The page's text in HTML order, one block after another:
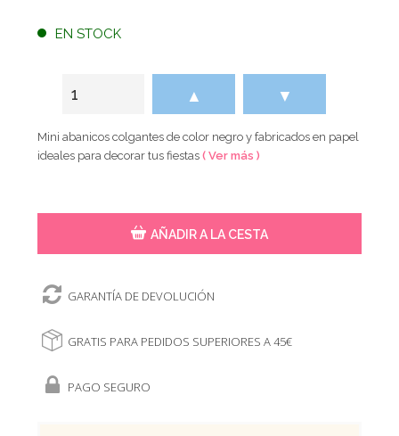
EN STOCK
▲ ▼
Mini abanicos colgantes de color negro y fabricados en papel
ideales para decorar tus fiestas( Ver más )
AÑADIR A LA CESTA
GARANTÍA DE DEVOLUCIÓN
GRATIS PARA PEDIDOS SUPERIORES A 45€
PAGO SEGURO